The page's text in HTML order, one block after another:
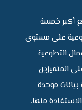
أكبر خمسة
على مستوى
التطوعية
المتميزين
موحدة
منها.